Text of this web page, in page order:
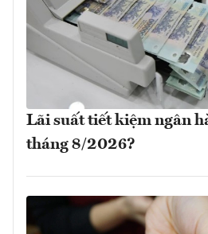
Lãi suất tiết kiệm ngân
tháng 8/2026?